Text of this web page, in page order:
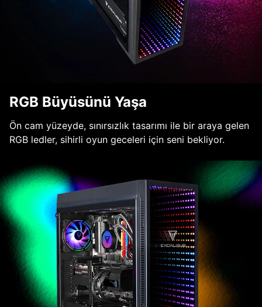
RGB Büyüsünü Yaşa
Ön cam yüzeyde, sınırsızlık tasarımı ile bir araya gelen
RGB ledler, sihirli oyun geceleri için seni bekliyor.